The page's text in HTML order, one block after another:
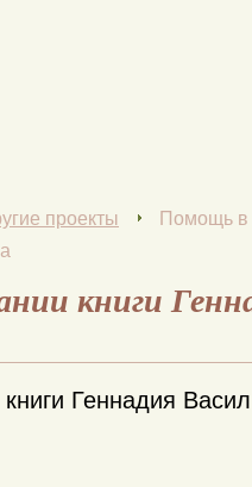
проекты →
Помощь в
книги
Геннадия